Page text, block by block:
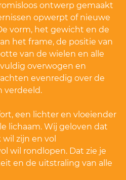
ontwerp gemaakt
opwerpt of nieuwe
vorm, het gewicht en de
het frame, de positie van
van de wielen en alle
overwogen en
evenredig over de
verdeeld.
een lichter en vloeiender
lichaam. Wij geloven dat
zijn en vol
wil rondlopen. Dat zie je
en de uitstraling van alle